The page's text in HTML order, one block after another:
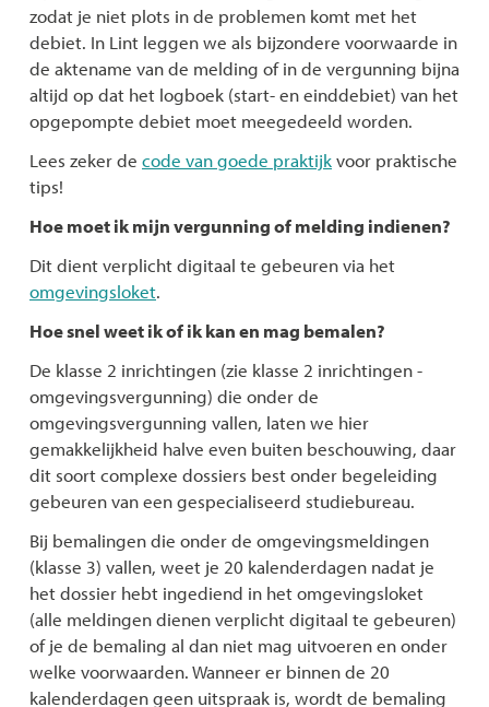
zodat je niet plots in de problemen komt met het
debiet. In Lint leggen we als bijzondere voorwaarde in
de aktename van de melding of in de vergunning bijna
altijd op dat het logboek (start- en einddebiet) van het
opgepompte debiet moet meegedeeld worden.
Lees zeker de code van goede praktijkvoor praktische
tips!
Hoe moet ik mijn vergunning of melding indienen?
Dit dient verplicht digitaal te gebeuren via het
omgevingsloket.
Hoe snel weet ik of ik kan en mag bemalen?
De klasse 2 inrichtingen (zie klasse 2 inrichtingen -
omgevingsvergunning) die onder de
omgevingsvergunning vallen, laten we hier
gemakkelijkheid halve even buiten beschouwing, daar
dit soort complexe dossiers best onder begeleiding
gebeuren van een gespecialiseerd studiebureau.
Bij bemalingen die onder de omgevingsmeldingen
(klasse 3) vallen, weet je 20 kalenderdagen nadat je
het dossier hebt ingediend in het omgevingsloket
(alle meldingen dienen verplicht digitaal te gebeuren)
of je de bemaling al dan niet mag uitvoeren en onder
welke voorwaarden. Wanneer er binnen de 20
kalenderdagen geen uitspraak is, wordt de bemaling